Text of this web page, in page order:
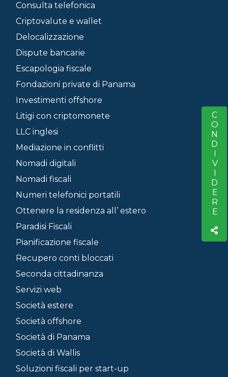
CONDIVIDERE
Consulta telefonica
Criptovalute e wallet
Delocalizzazione
Dispute bancarie
Escapologia fiscale
Fondazioni private di Panama
Investimenti offshore
Litigi con criptomonete
LLC inglesi
Mediazione in conflitti
Nomadi digitali
Nomadi fiscali
Numeri telefonici portatili
Ottenere la residenza all’ estero
Paradisi Fiscali
Pianificazione fiscale
Recupero conti bloccati
Seconda cittadinanza
Servizi web
Società estere
Società offshore
Società di Panama
Società di Wallis
Soluzioni fiscali per start-up